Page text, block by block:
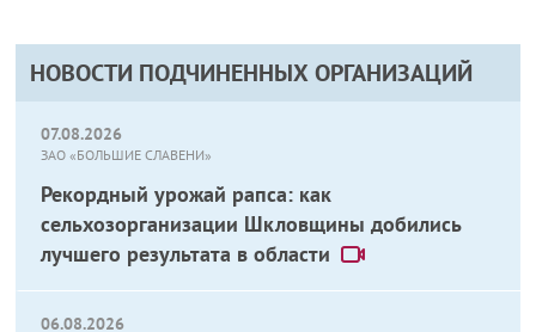
НОВОСТИ ПОДЧИНЕННЫХ ОРГАНИЗАЦИЙ
07.08.2026
ЗАО «БОЛЬШИЕ СЛАВЕНИ»
Рекордный урожай рапса: как
сельхозорганизации Шкловщины добились
лучшего результата в области
06.08.2026